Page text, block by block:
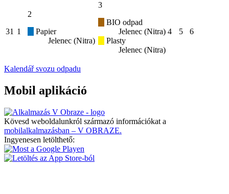
31 1
2
Papier
Jelenec (Nitra)
3
BIO odpad
Jelenec (Nitra)
Plasty
Jelenec (Nitra)
4 5 6
Kalendář svozu odpadu
Mobil aplikáció
Kövesd weboldalunkról származó információkat a
mobilalkalmazásban – V OBRAZE.
Ingyenesen letölthető: